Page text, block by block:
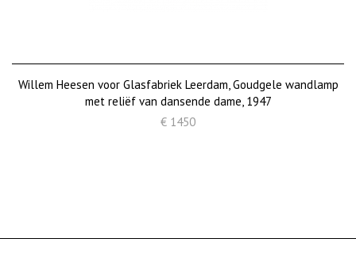
Willem Heesen voor Glasfabriek Leerdam, Goudgele wandlamp
met reliëf van dansende dame, 1947
€ 1450